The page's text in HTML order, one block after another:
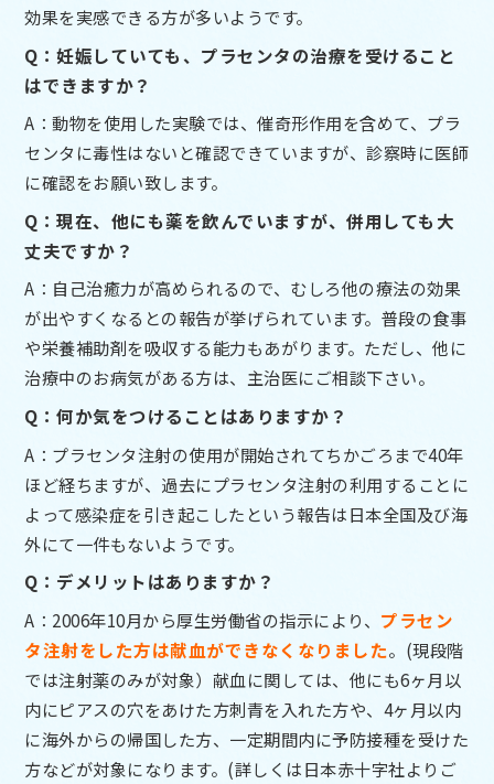
効果を実感できる方が多いようです。
Q：妊娠していても、プラセンタの治療を受けること
はできますか？
A：動物を使用した実験では、催奇形作用を含めて、プラ
センタに毒性はないと確認できていますが、診察時に医師
に確認をお願い致します。
Q：現在、他にも薬を飲んでいますが、併用しても大
丈夫ですか？
A：自己治癒力が高められるので、むしろ他の療法の効果
が出やすくなるとの報告が挙げられています。普段の食事
や栄養補助剤を吸収する能力もあがります。ただし、他に
治療中のお病気がある方は、主治医にご相談下さい。
Q：何か気をつけることはありますか？
A：プラセンタ注射の使用が開始されてちかごろまで40年
ほど経ちますが、過去にプラセンタ注射の利用することに
よって感染症を引き起こしたという報告は日本全国及び海
外にて一件もないようです。
Q：デメリットはありますか？
A：2006年10月から厚生労働省の指示により、 プラセン
タ注射をした方は献血ができなくなりました。(現段階
では注射薬のみが対象）献血に関しては、他にも6ヶ月以
内にピアスの穴をあけた方刺青を入れた方や、4ヶ月以内
に海外からの帰国した方、一定期間内に予防接種を受けた
方などが対象になります。(詳しくは日本赤十字社よりご